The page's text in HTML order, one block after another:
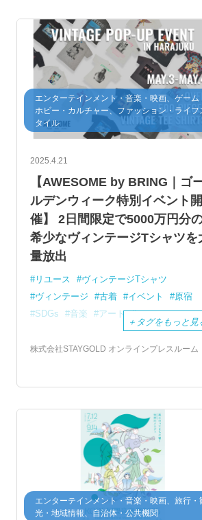
エンターテインメント・音楽・映画、ゲーム
ホビー・カルチャー、ファッション・ライフ
タイル
2025.4.21
【AWESOME by BRING｜ゴ
ルデンウィーク特別イベント開
催】 2日間限定で5000万円分
希少なヴィンテージTシャツを
量放出
リユース
ヴィンテージTシャツ
ヴィンテージ
古着 イベント
原宿
SDGs
音楽 アート エコ
＋ タグをもっと見
株式会社STAYGOLD オンラインプレスルーム
エンターテインメント・音楽・映画、旅行・
光・地域情報、自治体・公共機関